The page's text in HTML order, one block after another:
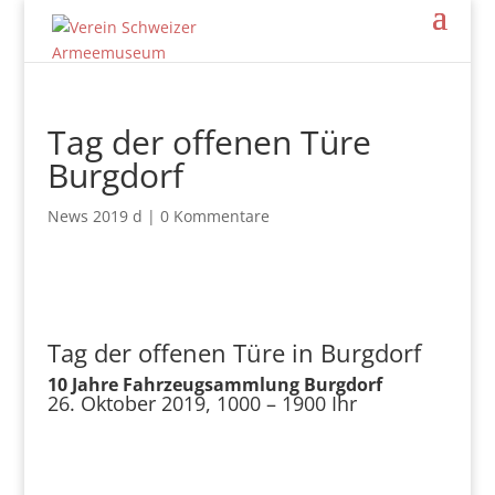
Tag der offenen Türe
Burgdorf
News 2019 d | 0 Kommentare
Tag der offenen Türe in Burgdorf
10 Jahre Fahrzeugsammlung Burgdorf
26. Oktober 2019, 1000 – 1900 Ihr